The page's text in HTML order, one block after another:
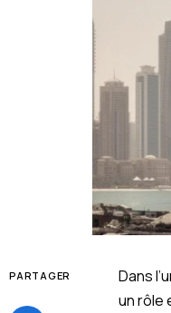
PARTAGER
Dans
un rôle